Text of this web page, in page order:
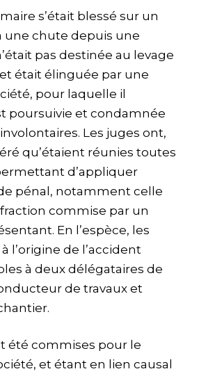
s’était blessé sur un
une chute depuis une
pas destinée au levage
était élinguée par une
pour laquelle il
poursuivie et condamnée
Les juges ont,
qu’étaient réunies toutes
d’appliquer
pénal, notamment celle
commise par un
En l’espèce, les
l’origine de l’accident
à deux délégataires de
de travaux et
été commises pour le
et étant en lien causal